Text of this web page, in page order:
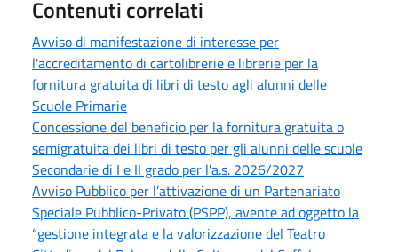
Contenuti correlati
Avviso di manifestazione di interesse per
l'accreditamento di cartolibrerie e librerie per la
fornitura gratuita di libri di testo agli alunni delle
Scuole Primarie
Concessione del beneficio per la fornitura gratuita o
semigratuita dei libri di testo per gli alunni delle scuole
Secondarie di I e II grado per l'a.s. 2026/2027
Avviso Pubblico per l’attivazione di un Partenariato
Speciale Pubblico-Privato (PSPP), avente ad oggetto la
“gestione integrata e la valorizzazione del Teatro